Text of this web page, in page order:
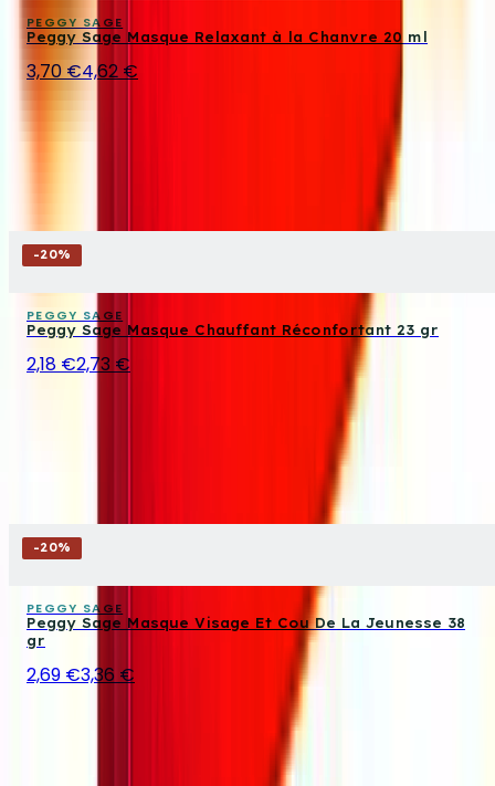
PEGGY SAGE
Peggy Sage Masque Relaxant à la Chanvre 20 ml
3,70 €4,62 €
-20%
PEGGY SAGE
Peggy Sage Masque Chauffant Réconfortant 23 gr
2,18 €2,73 €
-20%
PEGGY SAGE
Peggy Sage Masque Visage Et Cou De La Jeunesse 38
gr
2,69 €3,36 €